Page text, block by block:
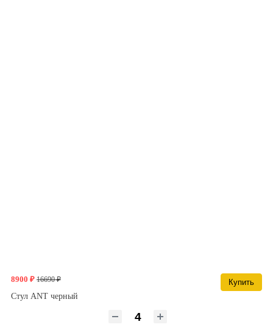
8900 ₽ 16690 ₽
Купить
Стул ANT черный